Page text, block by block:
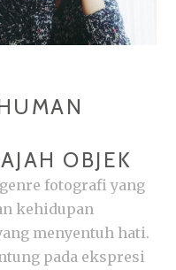
OBJEK
fotografi yang
kehidupan
menyentuh hati.
pada ekspresi